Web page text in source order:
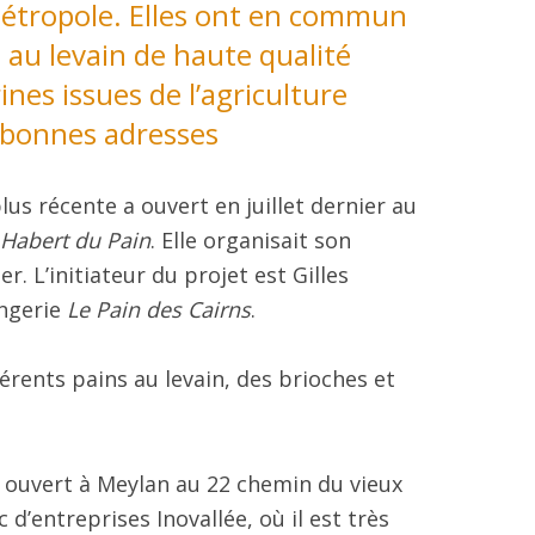
Elles ont en commun
levain de haute qualité
issues de l’agriculture
adresses
récente a ouvert en juillet dernier au
du Pain. Elle organisait son
L’initiateur du projet est Gilles
Le Pain des Cairns.
pains au levain, des brioches et
à Meylan au 22 chemin du vieux
d’entreprises Inovallée, où il est très